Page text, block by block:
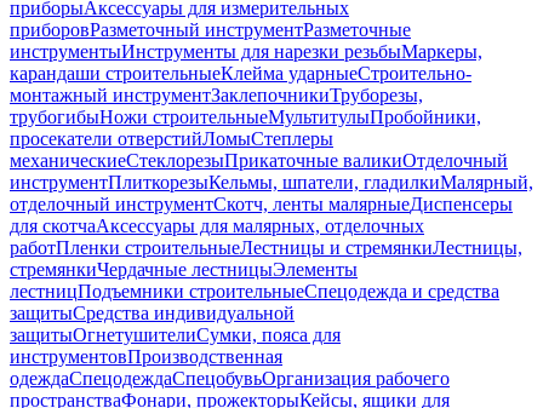
приборыАксессуары для измерительных
приборовРазметочный инструментРазметочные
инструментыИнструменты для нарезки резьбыМаркеры,
карандаши строительныеКлейма ударныеСтроительно-
монтажный инструментЗаклепочникиТруборезы,
трубогибыНожи строительныеМультитулыПробойники,
просекатели отверстийЛомыСтеплеры
механическиеСтеклорезыПрикаточные валикиОтделочный
инструментПлиткорезыКельмы, шпатели, гладилкиМалярный,
отделочный инструментСкотч, ленты малярныеДиспенсеры
для скотчаАксессуары для малярных, отделочных
работПленки строительныеЛестницы и стремянкиЛестницы,
стремянкиЧердачные лестницыЭлементы
лестницПодъемники строительныеСпецодежда и средства
защитыСредства индивидуальной
защитыОгнетушителиСумки, пояса для
инструментовПроизводственная
одеждаСпецодеждаСпецобувьОрганизация рабочего
пространстваФонари, прожекторыКейсы, ящики для